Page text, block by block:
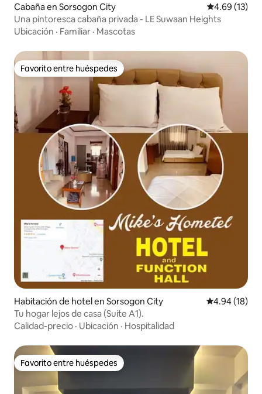
Cabaña en Sorsogon City Calificación
4.69 (13)
Una pintoresca cabaña privada - LE Suwaan Heights
Ubicación · Familiar · Mascotas
Favorito entre huéspedes
Favorito entre huéspedes
Habitación de hotel en Sorsogon City Calificación
4.94 (18)
Tu hogar lejos de casa (Suite A1).
Calidad-precio · Ubicación · Hospitalidad
Favorito entre huéspedes
Favorito entre huéspedes